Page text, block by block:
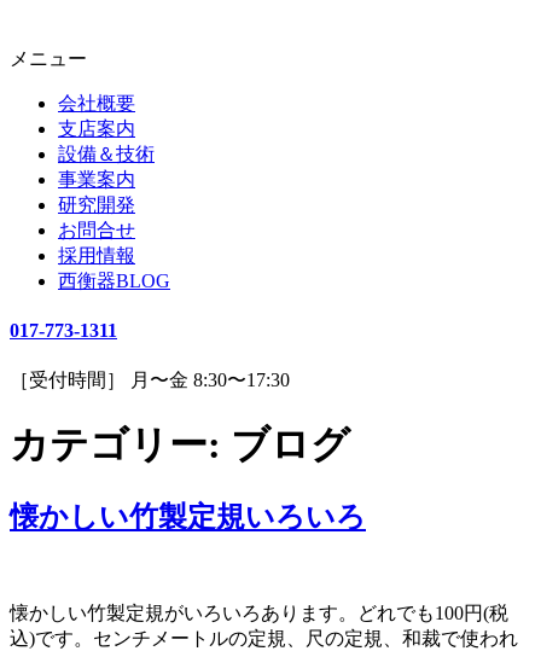
メニュー
会社概要
支店案内
設備＆技術
事業案内
研究開発
お問合せ
採用情報
西衡器BLOG
017-773-1311
［受付時間］ 月〜金 8:30〜17:30
カテゴリー: ブログ
懐かしい竹製定規いろいろ
懐かしい竹製定規がいろいろあります。どれでも100円(税
込)です。センチメートルの定規、尺の定規、和裁で使われ